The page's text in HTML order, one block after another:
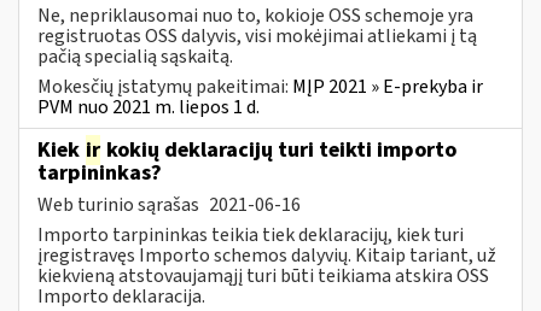
Ne, nepriklausomai nuo to, kokioje OSS schemoje yra
registruotas OSS dalyvis, visi mokėjimai atliekami į tą
pačią specialią sąskaitą.
Mokesčių įstatymų pakeitimai: MĮP 2021 » E-prekyba ir
PVM nuo 2021 m. liepos 1 d.
Kiek ir kokių deklaracijų turi teikti importo
tarpininkas?
Web turinio sąrašas 2021-06-16
Importo tarpininkas teikia tiek deklaracijų, kiek turi
įregistravęs Importo schemos dalyvių. Kitaip tariant, už
kiekvieną atstovaujamąjį turi būti teikiama atskira OSS
Importo deklaracija.